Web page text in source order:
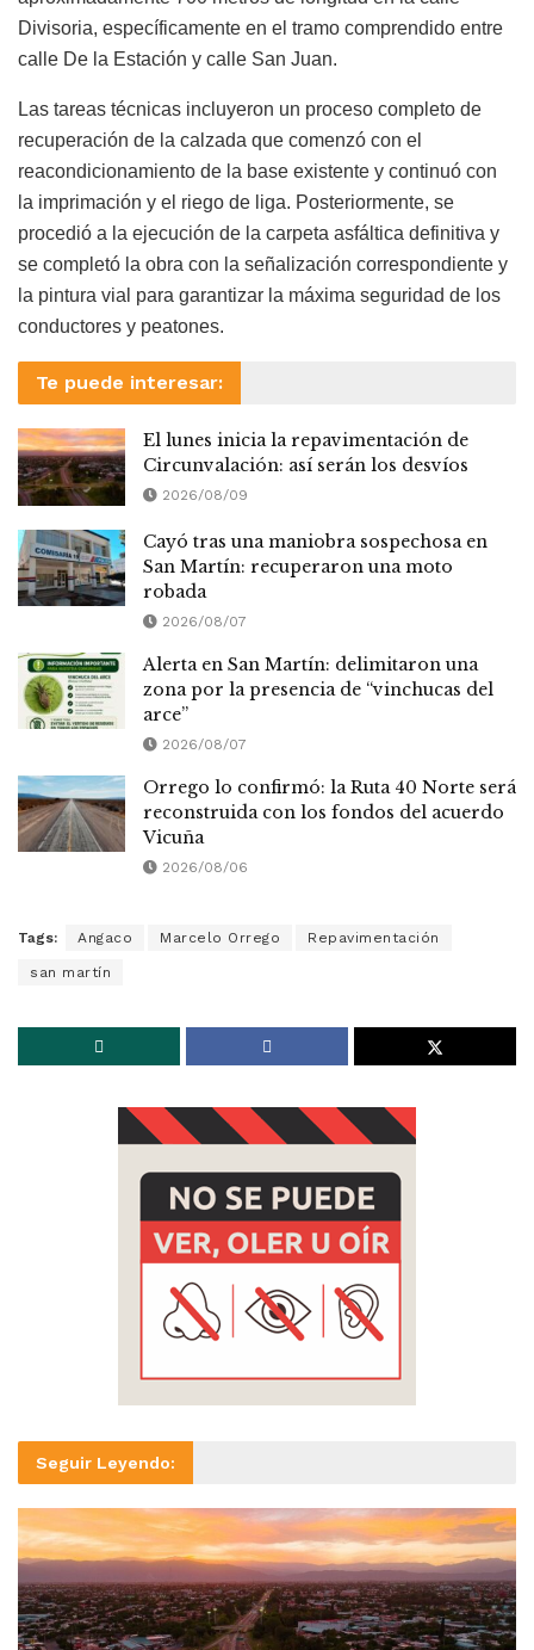
Divisoria, específicamente en el tramo comprendido entre
calle De la Estación y calle San Juan.
Las tareas técnicas incluyeron un proceso completo de
recuperación de la calzada que comenzó con el
reacondicionamiento de la base existente y continuó con
la imprimación y el riego de liga. Posteriormente, se
procedió a la ejecución de la carpeta asfáltica definitiva y
se completó la obra con la señalización correspondiente y
la pintura vial para garantizar la máxima seguridad de los
conductores y peatones.
Te puede interesar:
El lunes inicia la repavimentación de
Circunvalación: así serán los desvíos
2026/08/09
Cayó tras una maniobra sospechosa en
San Martín: recuperaron una moto
robada
2026/08/07
Alerta en San Martín: delimitaron una
zona por la presencia de “vinchucas del
arce”
2026/08/07
Orrego lo confirmó: la Ruta 40 Norte será
reconstruida con los fondos del acuerdo
Vicuña
2026/08/06
Tags: Angaco Marcelo Orrego Repavimentación
san martín
Seguir Leyendo: